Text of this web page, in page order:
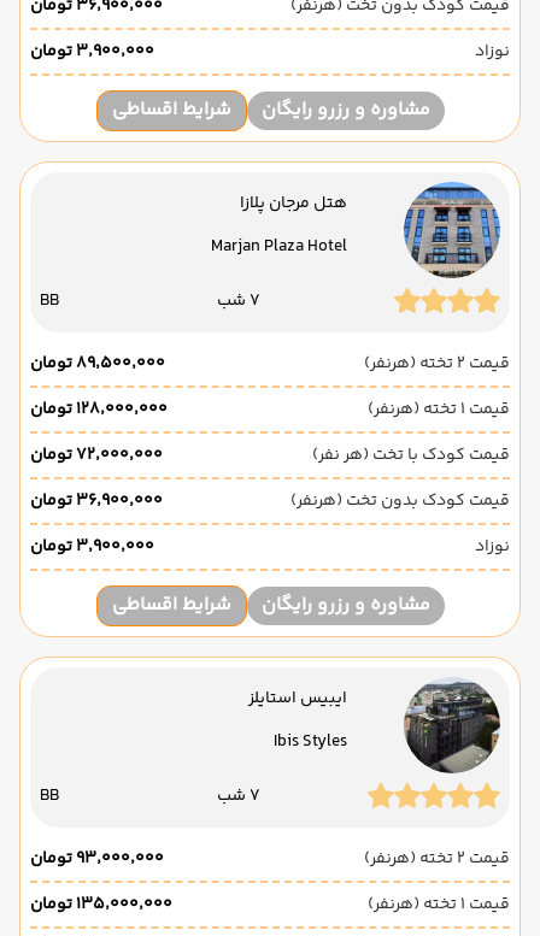
قیمت کودک بدون تخت (هرنفر)
۳۶٬۹۰۰٬۰۰۰ تومان
نوزاد
۳٬۹۰۰٬۰۰۰ تومان
مشاوره و رزرو رایگان شرایط اقساطی
هتل مرجان پلازا
Marjan Plaza Hotel
7 شب BB
قیمت 2 تخته (هرنفر)
۸۹٬۵۰۰٬۰۰۰ تومان
قیمت 1 تخته (هرنفر)
۱۲۸٬۰۰۰٬۰۰۰ تومان
قیمت کودک با تخت (هر نفر)
۷۲٬۰۰۰٬۰۰۰ تومان
قیمت کودک بدون تخت (هرنفر)
۳۶٬۹۰۰٬۰۰۰ تومان
نوزاد
۳٬۹۰۰٬۰۰۰ تومان
مشاوره و رزرو رایگان شرایط اقساطی
ایبیس استایلز
Ibis Styles
7 شب BB
قیمت 2 تخته (هرنفر)
۹۳٬۰۰۰٬۰۰۰ تومان
قیمت 1 تخته (هرنفر)
۱۳۵٬۰۰۰٬۰۰۰ تومان